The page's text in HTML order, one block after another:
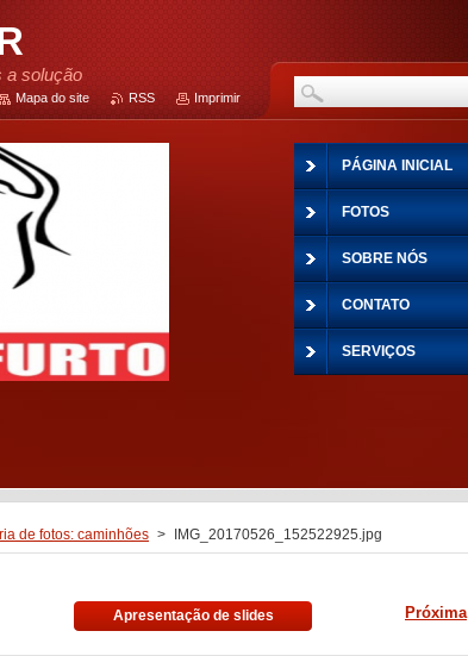
a solução
de fotos: caminhões > IMG_20170526_152522925.jpg
Apresentação de slides Próxima
PÁGINA INICIAL
FOTOS
SOBRE NÓS
CONTATO
SERVIÇOS
Mapa do site RSS Imprimir